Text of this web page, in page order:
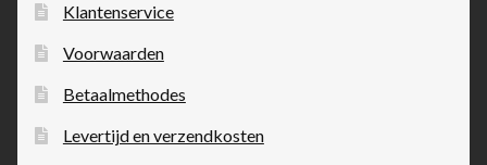
Klantenservice
Voorwaarden
Betaalmethodes
Levertijd en verzendkosten